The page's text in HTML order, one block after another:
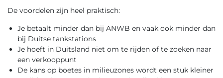
De voordelen zijn heel praktisch:
Je betaalt minder dan bij ANWB en vaak ook minder dan
bij Duitse tankstations
Je hoeft in Duitsland niet om te rijden of te zoeken naar
een verkooppunt
De kans op boetes in milieuzones wordt een stuk kleiner